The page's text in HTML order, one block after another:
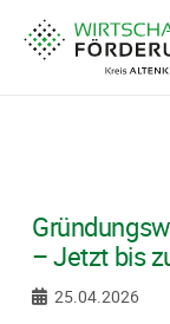
– Jetzt bis
25.04.2026